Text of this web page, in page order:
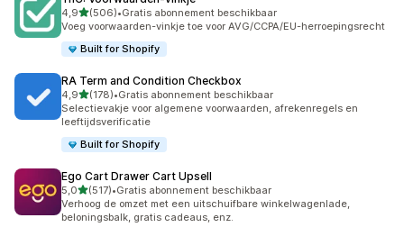
4,9van 5 sterren
(506)
506 recensies in totaal
•Gratis abonnement beschikbaar
Voeg voorwaarden-vinkje toe voor AVG/CCPA/EU-herroepingsrecht
Built for Shopify
RA Term and Condition Checkbox
4,9van 5 sterren
(178)
178 recensies in totaal
•Gratis abonnement beschikbaar
Selectievakje voor algemene voorwaarden, afrekenregels en
leeftijdsverificatie
Built for Shopify
Ego Cart Drawer Cart Upsell
5,0van 5 sterren
(517)
517 recensies in totaal
•Gratis abonnement beschikbaar
Verhoog de omzet met een uitschuifbare winkelwagenlade,
beloningsbalk, gratis cadeaus, enz.